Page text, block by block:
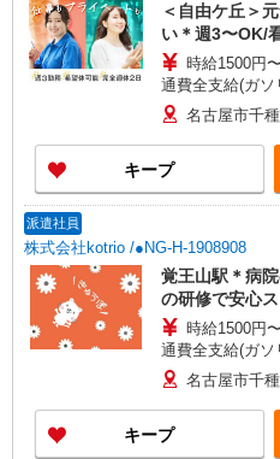
＜自由ケ丘＞
い＊週3〜OK/
時給1500円
通費全支給(ガソ
名古屋市千
キープ
派遣社員
株式会社kotrio /●NG-H-1908908
覚王山駅＊病
の研修で安心
時給1500円
通費全支給(ガソ
名古屋市千
キープ